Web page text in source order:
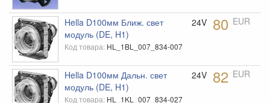
Продукция Motul
Пружины Eibach
Распорки Ultraracing
Распорки стоек Wiechers
Растяжки стоек
Hella D100мм Ближ. свет
модуль (DE, H1)
Код товара: HL_1BL_007_834-007
24V 80 EUR
Hella D100мм Дальн. свет
модуль (DE, H1)
Код товара: HL_1KL_007_834-027
24V 82 EUR